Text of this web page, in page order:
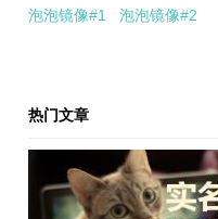
泡泡镜像#1 泡泡镜像#2
热门文章